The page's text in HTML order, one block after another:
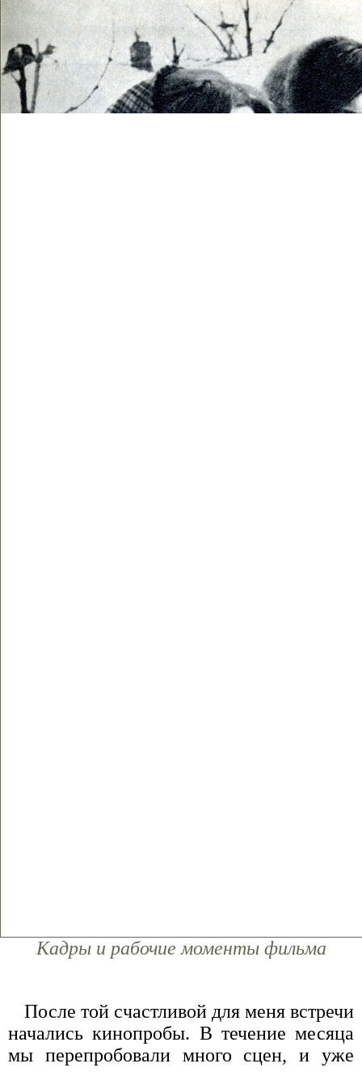
Кадры и рабочие моменты фильма
После той счастливой для меня встречи
начались кинопробы. В течение месяца
мы перепробовали много сцен, и уже